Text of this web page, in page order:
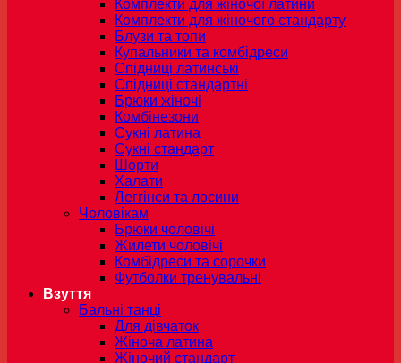
Комплекти для жіночої латини
Комплекти для жіночого стандарту
Блузи та топи
Купальники та комбідреси
Спідниці латинські
Спідниці стандартні
Брюки жіночі
Комбінезони
Сукні латина
Сукні стандарт
Шорти
Халати
Леггінси та лосини
Чоловікам
Брюки чоловічі
Жилети чоловічі
Комбідреси та сорочки
Футболки тренувальні
Взуття
Бальні танці
Для дівчаток
Жіноча латина
Жіночий стандарт